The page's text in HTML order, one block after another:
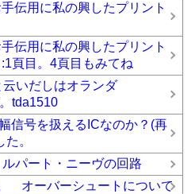
伝用に私の興したプリント
伝用に私の興したプリント
頁目。4頁目もみてね
云いだしはオランダ
tda1510
信号を扱えるICなのか？(再
。
パート・ニーヴの回路
オーバーシュートについて